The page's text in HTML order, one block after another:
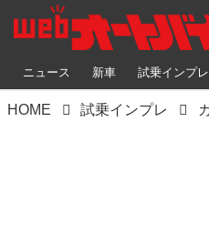
ニュース 新車 試乗インプレ
HOME 試乗インプレ